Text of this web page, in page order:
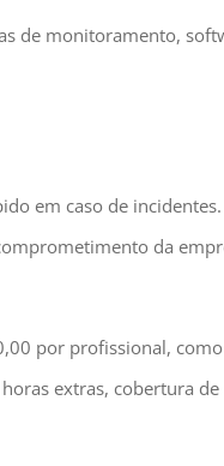
de monitoramento,
em caso de incidentes.
da
por profissional,
extras, cobertura